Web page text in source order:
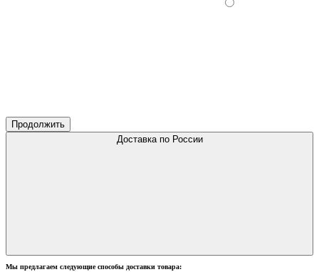
Продолжить
Доставка по России
Мы предлагаем следующие способы доставки товара: